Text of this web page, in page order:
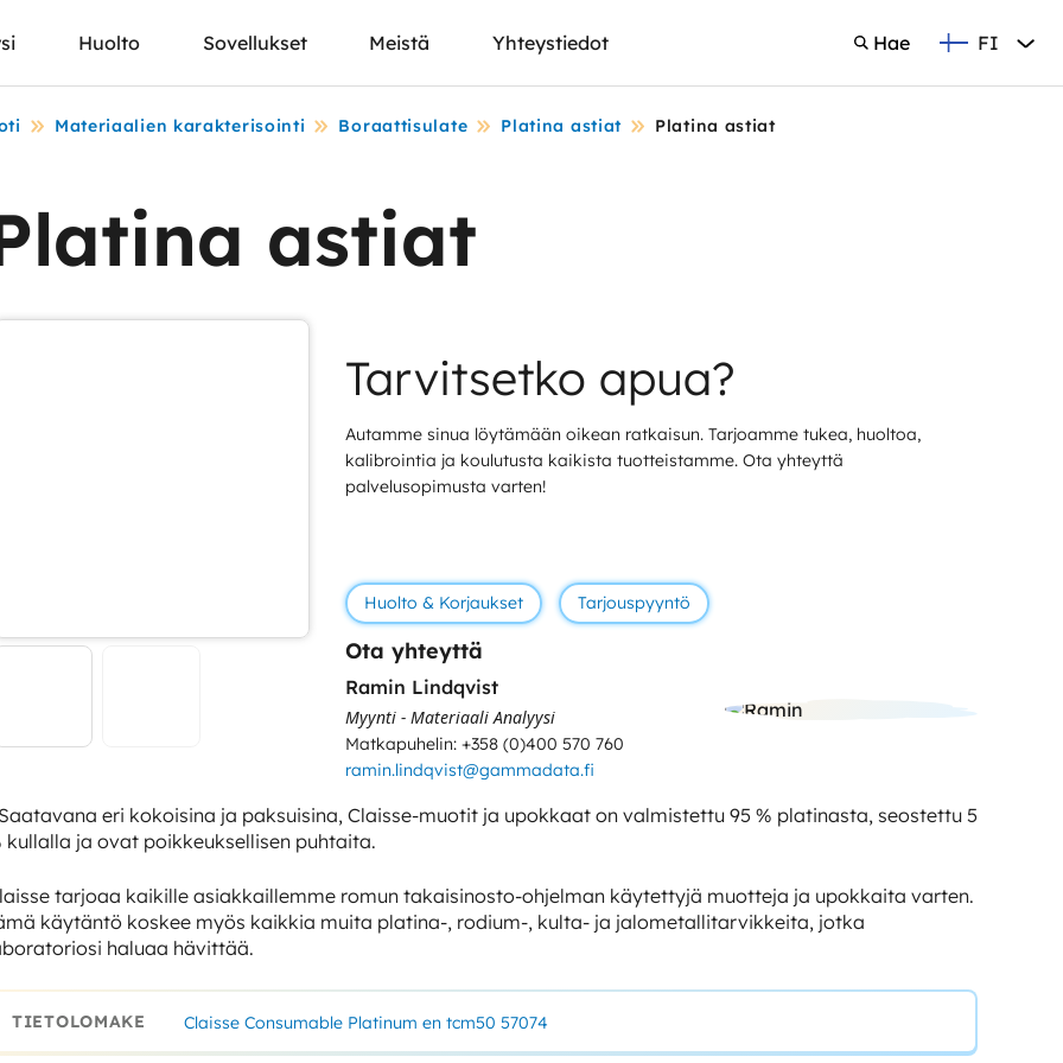
Huolto Sovellukset Meistä Yhteystiedot Hae
Hae Suomi
FI
Materiaalien karakterisointi Boraattisulate Platina astiat Platina astiat
astiat
Tarvitsetko apua?
Autamme sinua löytämään oikean ratkaisun. Tarjoamme tukea, huoltoa,
kalibrointia ja koulutusta kaikista tuotteistamme. Ota yhteyttä
palvelusopimusta varten!
Huolto & Korjaukset Tarjouspyyntö
eri kokoisina ja paksuisina, Claisse-muotit ja upokkaat on valmistettu 95 % platinasta, seostettu 5
kullalla ja ovat poikkeuksellisen puhtaita.
tarjoaa kaikille asiakkaillemme romun takaisinosto-ohjelman käytettyjä muotteja ja upokkaita varten.
käytäntö koskee myös kaikkia muita platina-, rodium-, kulta- ja jalometallitarvikkeita, jotka
haluaa hävittää.
TIETOLOMAKE Claisse Consumable Platinum en tcm50 57074
Ota yhteyttä
Ramin Lindqvist
Myynti - Materiaali Analyysi
Matkapuhelin: +358 (0)400 570 760
ramin.lindqvist@gammadata.fi